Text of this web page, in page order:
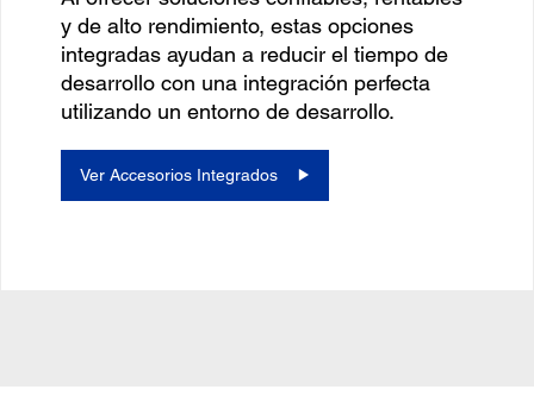
y de alto rendimiento, estas opciones
integradas ayudan a reducir el tiempo de
desarrollo con una integración perfecta
utilizando un entorno de desarrollo.
Ver Accesorios Integrados